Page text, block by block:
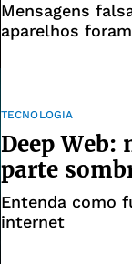
Mensagens
aparelhos
TECNOLOGIA
Deep Web:
parte
Entenda como
internet